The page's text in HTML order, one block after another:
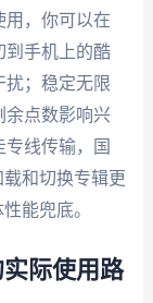
用，你可以在
到手机上的酷
扰；稳定无限
余点数影响兴
线传输，国
和切换专辑更
能兜底。
际使用路